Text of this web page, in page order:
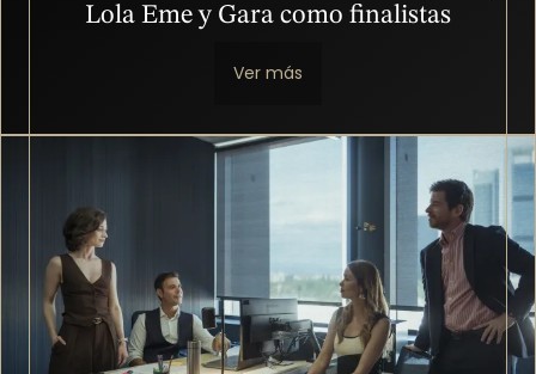
Lola Eme y Gara como finalistas
Ver más